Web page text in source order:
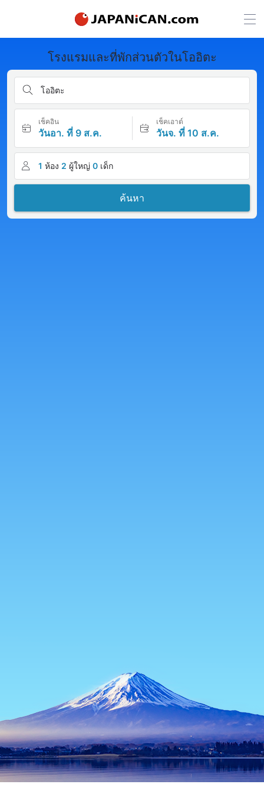
โรงแรมและที่พักส่วนตัวในโออิตะ
โออิตะ
เช็คอิน
วันอา. ที่ 9 ส.ค.
เช็คเอาต์
วันจ. ที่ 10 ส.ค.
1 ห้อง 2 ผู้ใหญ่ 0 เด็ก
ค้นหา